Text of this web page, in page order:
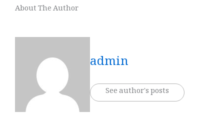
About The Author
admin
See author's posts